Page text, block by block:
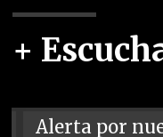
+
Alerta por